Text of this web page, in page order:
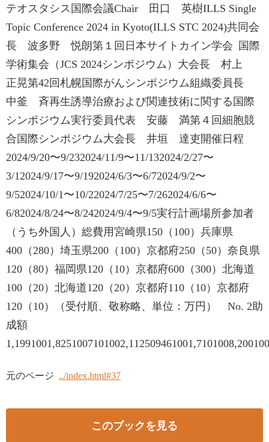
テオスタシス国際会議Chair 田口 英樹ILLS Single
Topic Conference 2024 in Kyoto(ILLS STC 2024)共同会
長 波多野 悦朗第１回日本サイトカイン学会 国際
学術集会（JCS 2024シンポジウム）大会長 村上
正晃第42回札幌国際がんシンポジウム組織委員長
中釜 斉再生誘導治療および関連技術に関する国際
シンポジウム実行委員代表 安藤 満第４回細胞競
合国際シンポジウム大会長 井垣 達吏開催日程
2024/9/20〜9/232024/11/9〜11/132024/2/27〜
3/12024/9/17〜9/192024/6/3〜6/72024/9/2〜
9/52024/10/1〜10/22024/7/25〜7/262024/6/6〜
6/82024/8/24〜8/242024/9/4〜9/5実行計画場所参加者
（うち外国人）総費用宮崎県150（100）兵庫県
400（280）埼玉県200（100）京都府250（50）奈良県
120（80）福岡県120（10）京都府600（300）北海道
100（20）北海道120（20）京都府110（10）京都府
120（10）（受付順、敬称略、単位：万円） No. 2助
成額
元のページ ../index.html#37
このブックを見る